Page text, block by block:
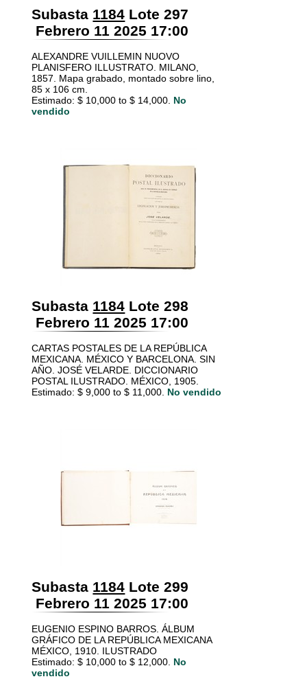
Subasta 1184 Lote 297
Febrero 11 2025 17:00
ALEXANDRE VUILLEMIN NUOVO
PLANISFERO ILLUSTRATO. MILANO,
1857. Mapa grabado, montado sobre lino,
85 x 106 cm.
Estimado: $ 10,000 to $ 14,000. No
vendido
Subasta 1184 Lote 298
Febrero 11 2025 17:00
CARTAS POSTALES DE LA REPÚBLICA
MEXICANA. MÉXICO Y BARCELONA. SIN
AÑO. JOSÉ VELARDE. DICCIONARIO
POSTAL ILUSTRADO. MÉXICO, 1905.
Estimado: $ 9,000 to $ 11,000. No vendido
Subasta 1184 Lote 299
Febrero 11 2025 17:00
EUGENIO ESPINO BARROS. ÁLBUM
GRÁFICO DE LA REPÚBLICA MEXICANA
MÉXICO, 1910. ILUSTRADO
Estimado: $ 10,000 to $ 12,000. No
vendido